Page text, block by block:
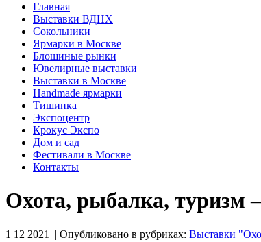
Главная
Выставки ВДНХ
Сокольники
Ярмарки в Москве
Блошиные рынки
Ювелирные выставки
Выставки в Москве
Handmade ярмарки
Тишинка
Экспоцентр
Крокус Экспо
Дом и сад
Фестивали в Москве
Контакты
Охота, рыбалка, туризм
1 12 2021 | Опубликовано в рубриках: Выставки